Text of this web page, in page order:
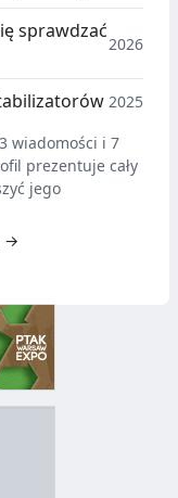
sprawdzać
2026
2025
wiadomości i 7
prezentuje cały
jego
→